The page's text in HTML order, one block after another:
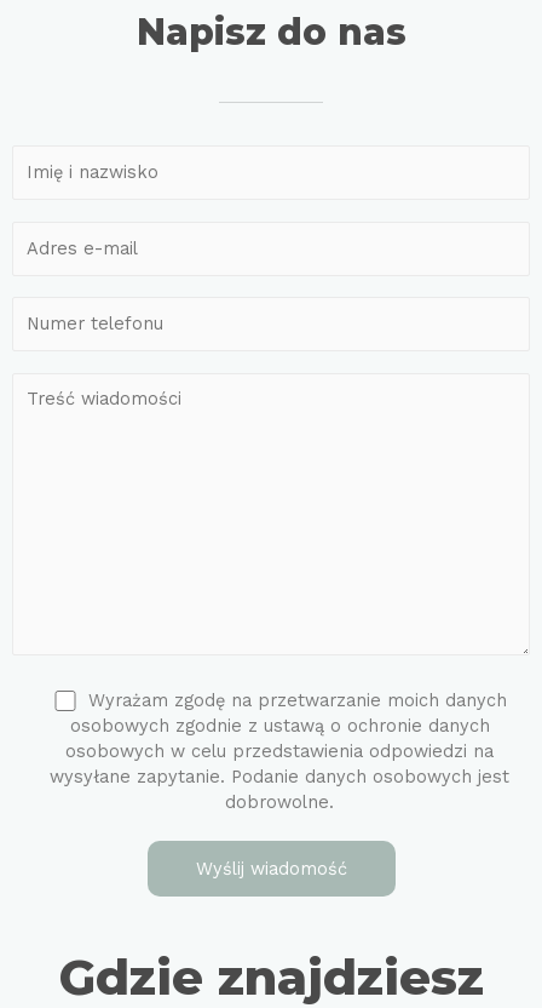
Napisz do nas
Wyrażam zgodę na przetwarzanie moich danych
osobowych zgodnie z ustawą o ochronie danych
osobowych w celu przedstawienia odpowiedzi na
wysyłane zapytanie. Podanie danych osobowych jest
dobrowolne.
Gdzie znajdziesz